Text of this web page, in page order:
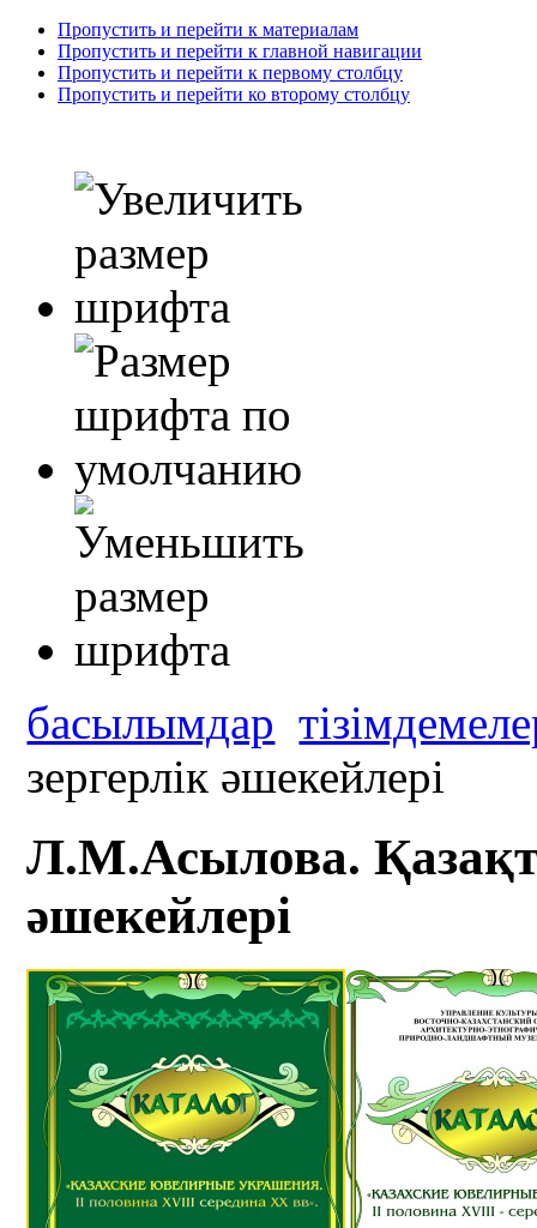
Пропустить и перейти к материалам
Пропустить и перейти к главной навигации
Пропустить и перейти к первому столбцу
Пропустить и перейти ко второму столбцу
басылымдар
зергерлік әшекейлері
Л.М.Асылова.
әшекейлері